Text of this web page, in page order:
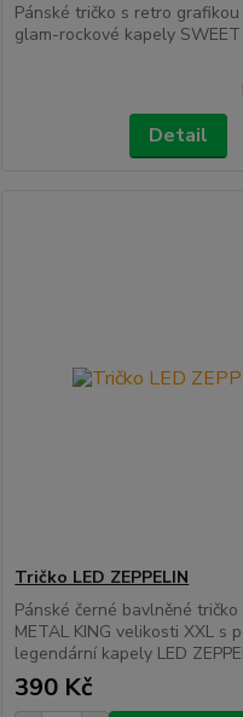
Pánské tričko s retro
glam-rockové kapely
Detail
Tričko LED ZEPPELIN
Pánské černé bavlněné tričko
METAL KING velikosti XXL s
legendární kapely LED
390 Kč